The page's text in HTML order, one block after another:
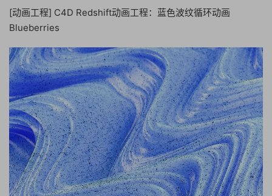
[动画工程] C4D Redshift动画工程：蓝色波纹循环动画
Blueberries